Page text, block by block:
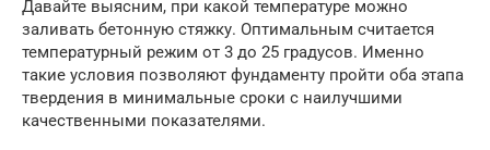
Давайте выясним, при какой температуре можно
заливать бетонную стяжку. Оптимальным считается
температурный режим от 3 до 25 градусов. Именно
такие условия позволяют фундаменту пройти оба этапа
твердения в минимальные сроки с наилучшими
качественными показателями.